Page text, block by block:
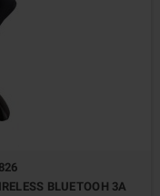
BLUETOOH 3A